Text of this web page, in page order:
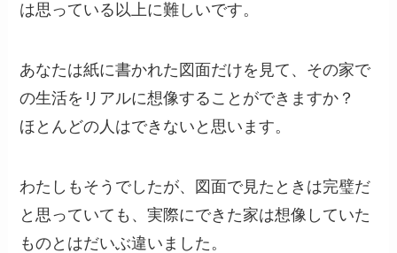
は思っている以上に難しいです。
あなたは紙に書かれた図面だけを見て、その家で
の生活をリアルに想像することができますか？
ほとんどの人はできないと思います。
わたしもそうでしたが、図面で見たときは完璧だ
と思っていても、実際にできた家は想像していた
ものとはだいぶ違いました。